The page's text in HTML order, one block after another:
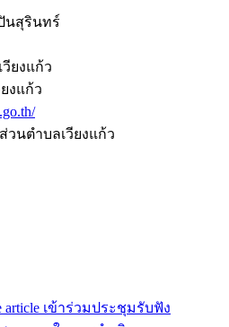
นสุรินทร์
ยงแก้ว
งแก้ว
วนตำบลเวียงแก้ว